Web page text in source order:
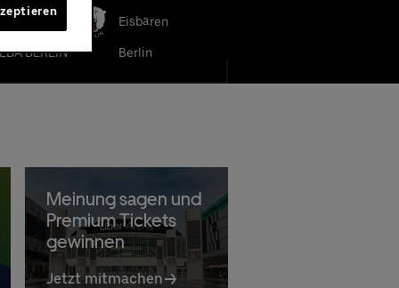
BERLIN
Eisbären
Berlin
Meinung sagen und
Premium Tickets
gewinnen
Jetzt mitmachen